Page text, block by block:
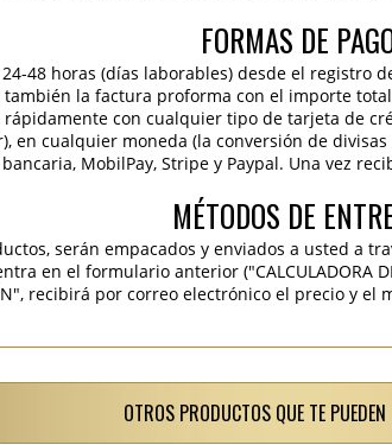
FORMAS DE
48 horas (días laborables) desde el registro
la factura proforma con el importe
con cualquier tipo de tarjeta de
en cualquier moneda (la conversión de
MobilPay, Stripe y Paypal. Una vez
MÉTODOS DE
serán empacados y enviados a usted a
en el formulario anterior ("CALCULADORA
recibirá por correo electrónico el precio y
OTROS PRODUCTOS QUE TE